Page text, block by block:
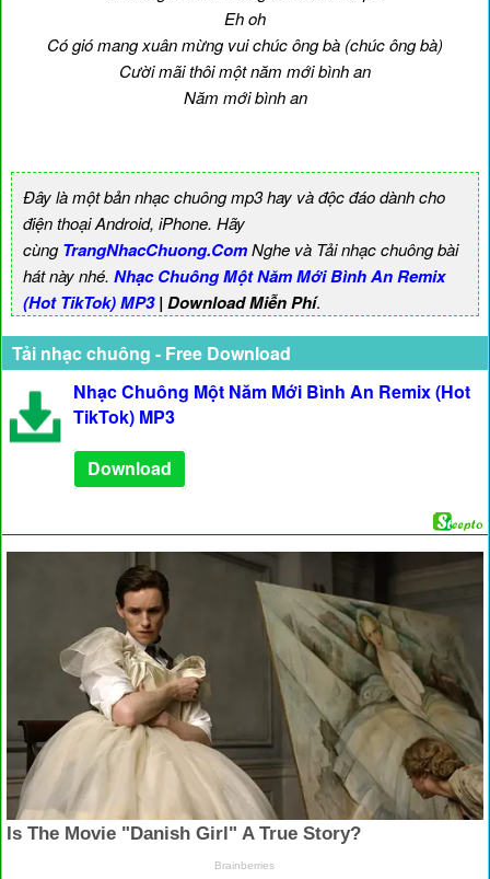
Eh oh
Có gió mang xuân mừng vui chúc ông bà (chúc ông bà)
Cười mãi thôi một năm mới bình an
Năm mới bình an
Đây là một bản nhạc chuông mp3 hay và độc đáo dành cho
điện thoại Android, iPhone. Hãy
cùngTrangNhacChuong.ComNghe và Tải nhạc chuông bài
hát này nhé. Nhạc Chuông Một Năm Mới Bình An Remix
(Hot TikTok) MP3| Download Miễn Phí.
Tải nhạc chuông - Free Download
Nhạc Chuông Một Năm Mới Bình An Remix (Hot
TikTok) MP3
Download